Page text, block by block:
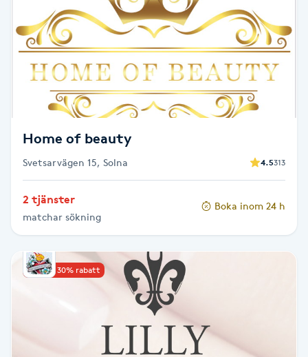
Healing
Herrklippning
Hollywood Peel
Hot yoga
Hudföryngring
Home of beauty
Svetsarvägen 15, Solna 4.5313
2 tjänster
matchar sökning
Boka inom 24 h
Upp till 30% rabatt